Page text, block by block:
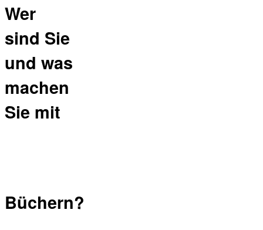
Wer
sind Sie
und was
machen
Sie mit
Büchern?